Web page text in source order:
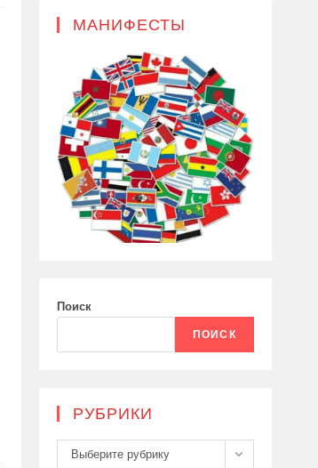
МАНИФЕСТЫ
Поиск
ПОИСК
РУБРИКИ
Рубрики
Выберите рубрику